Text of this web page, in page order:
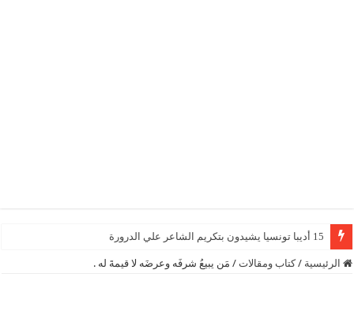
15 أديبا تونسيا يشيدون بتكريم الشاعر علي الدرورة
الرئيسية / كتاب ومقالات / مَن يبيعُ شرفَه وعرضَه لا قيمةَ له .